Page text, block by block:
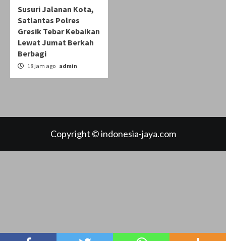
Susuri Jalanan Kota,
Satlantas Polres
Gresik Tebar Kebaikan
Lewat Jumat Berkah
Berbagi
18 jam ago admin
Copyright © indonesia-jaya.com